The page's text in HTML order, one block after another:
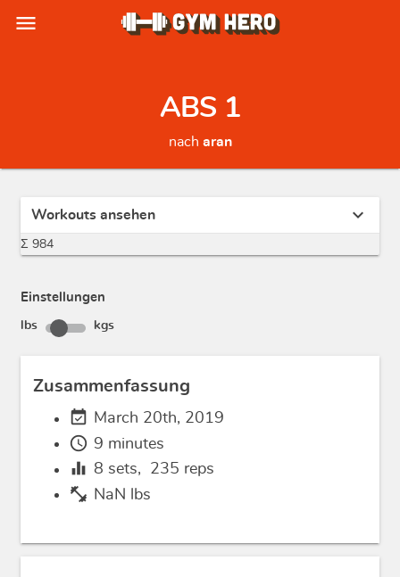
menu
ABS 1
nach aran
Workouts ansehen expand_more
Σ 984
Einstellungen
lbs kgs
Zusammenfassung
event_available March 20th, 2019
schedule 9 minutes
equalizer 8 sets, 235 reps
fitness_center NaN lbs